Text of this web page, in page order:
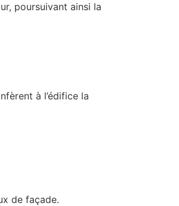
poursuivant ainsi la
à l’édifice la
de façade.